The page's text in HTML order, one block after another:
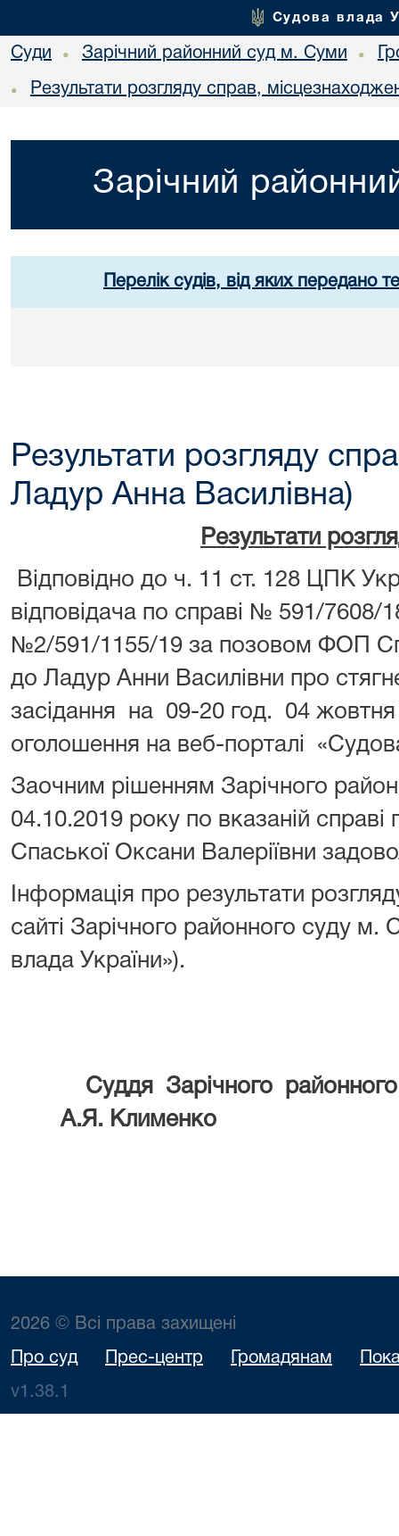
Судова влада
Суди • Зарічний районний суд м. Суми •
• Результати розгляду справ,
Зарічний
Перелік судів, від яких передано
Результати розгляду
Ладур Анна Василівна)
Результати
Відповідно до ч. 11 ст. 128 ЦПК
відповідача по справі № 591/7608/
№2/591/1155/19 за позовом ФОП
до Ладур Анни Василівни про
засідання на 09-20 год. 04
оголошення на веб-порталі
Заочним рішенням Зарічного
04.10.2019 року по вказаній
Спаської Оксани Валеріївни
Інформація про результати
сайті Зарічного районного суду
влада України»).
Суддя Зарічного
А.Я. Клименко
2026 © Всі права захищені
Про суд Прес-центр Громадянам
v1.38.1